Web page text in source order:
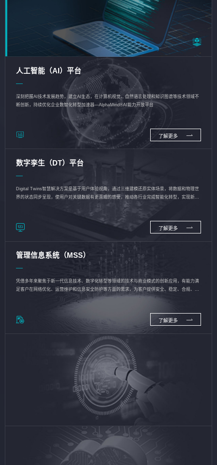
人工智能（AI）平台
深刻把握AI技术发展趋势，建立AI生态，在计算机视觉、自然语言处理和知识图谱等技术领域不
断创新，持续优化企业数智化转型加速器—AlphaMind®AI能力开放平台
了解更多
数字孪生（DT）平台
Digital Twins智慧解决方案是基于用户体验视角，通过三维建模还原实体场景，将数据和物理世
界的状态同步呈现，使用户对关键数据有更直观的感受，推动各行业完成智能化转型，实现新旧
了解更多
管理信息系统（MSS）
凭借多年来聚焦于新一代信息技术、数字化转型等领域的技术与商业模式的创新应用，有能力满
足客户在网络优化、运营维护和信息安全防护等方面的需求，为客户提供安全、稳定、合规、持
了解更多